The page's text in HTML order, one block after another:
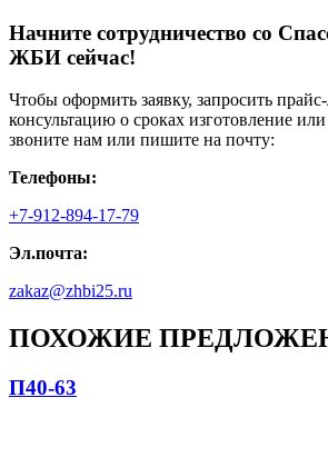
Начните сотрудничество со
ЖБИ сейчас!
Чтобы оформить заявку, запросить
консультацию о сроках изготовление
звоните нам или пишите на почту:
Телефоны:
+7-912-894-17-79
Эл.почта:
zakaz@zhbi25.ru
ПОХОЖИЕ
П40-63